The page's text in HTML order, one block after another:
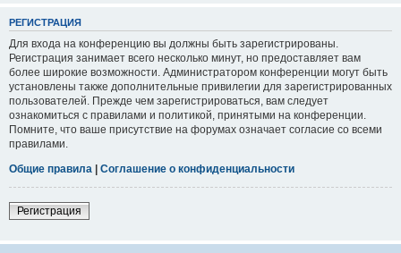
РЕГИСТРАЦИЯ
Для входа на конференцию вы должны быть зарегистрированы.
Регистрация занимает всего несколько минут, но предоставляет вам
более широкие возможности. Администратором конференции могут быть
установлены также дополнительные привилегии для зарегистрированных
пользователей. Прежде чем зарегистрироваться, вам следует
ознакомиться с правилами и политикой, принятыми на конференции.
Помните, что ваше присутствие на форумах означает согласие со всеми
правилами.
Общие правила | Соглашение о конфиденциальности
Регистрация